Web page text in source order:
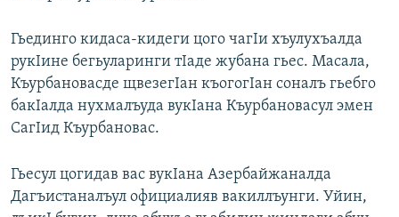
Гьединго кидаса-кидеги цого чагIи хъулухъалда
рукIине бегьуларинги тIаде жубана гьес. Масала,
Къурбановасде щвезегIан къогогIан соналъ гьебго
бакIалда нухмалъуда вукIана Къурбановасул эмен
СагIид Къурбановас.
Гьесул цогидав вас вукIана Азербайжаналда
Дагъистаналъул официалияв вакиллъунги. Уйин,